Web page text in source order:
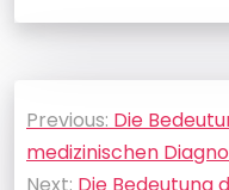
Previous: Die
medizinischen